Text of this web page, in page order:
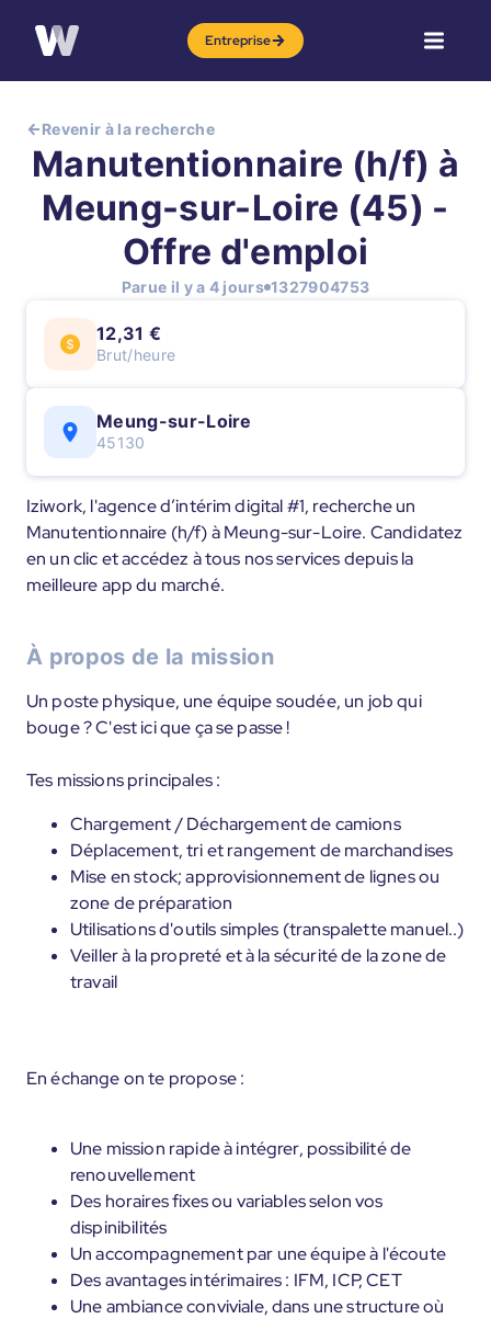
Entreprise
Revenir à la recherche
Manutentionnaire (h/f) à
Meung-sur-Loire (45) -
Offre d'emploi
Parue il y a 4 jours 1327904753
12,31 €
Brut/heure
Meung-sur-Loire
45130
Iziwork, l'agence d’intérim digital #1, recherche un
Manutentionnaire (h/f) à Meung-sur-Loire. Candidatez
en un clic et accédez à tous nos services depuis la
meilleure app du marché.
À propos de la mission
Un poste physique, une équipe soudée, un job qui
bouge ? C'est ici que ça se passe !
Tes missions principales :
Chargement / Déchargement de camions
Déplacement, tri et rangement de marchandises
Mise en stock; approvisionnement de lignes ou
zone de préparation
Utilisations d'outils simples (transpalette manuel..)
Veiller à la propreté et à la sécurité de la zone de
travail
En échange on te propose :
Une mission rapide à intégrer, possibilité de
renouvellement
Des horaires fixes ou variables selon vos
dispinibilités
Un accompagnement par une équipe à l'écoute
Des avantages intérimaires : IFM, ICP, CET
Une ambiance conviviale, dans une structure où